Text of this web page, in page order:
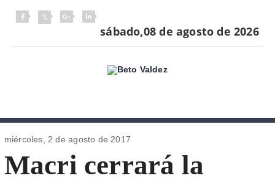
sábado,08 de agosto de 2026
miércoles, 2 deagosto de 2017
Macri cerrará la